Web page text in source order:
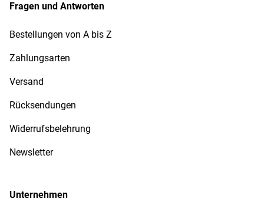
Fragen und Antworten
Bestellungen von A bis Z
Zahlungsarten
Versand
Rücksendungen
Widerrufsbelehrung
Newsletter
Unternehmen